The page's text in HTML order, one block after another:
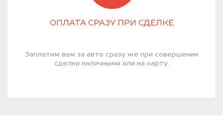
ОПЛАТА СРАЗУ ПРИ СДЕЛКЕ
Заплатим вам за авто сразу же при совершении
сделки наличными или на карту.